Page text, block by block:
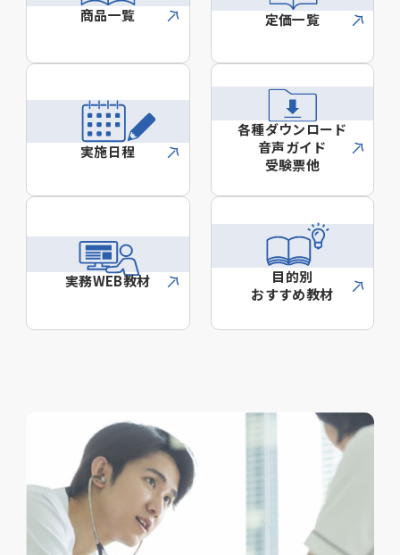
商品一覧 定価一覧
実施日程
各種ダウンロード
音声ガイド
受験票他
実務WEB教材
目的別
おすすめ教材